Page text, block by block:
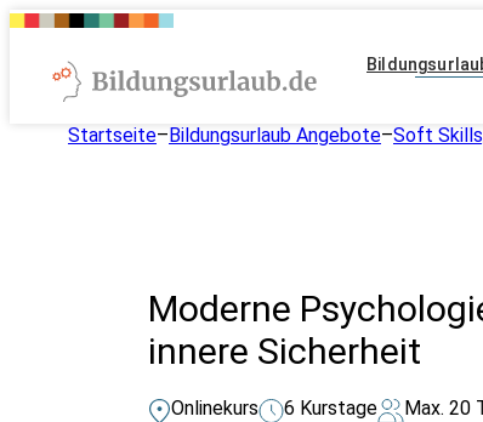
Startseite–Bildungsurlaub Angebote–Soft
Moderne
innere Sicherheit
Onlinekurs 6 Kurstage Max. 20